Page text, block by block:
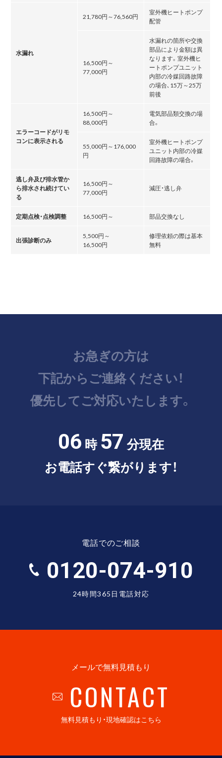
水漏れ
21,780円～76,560円
室外機ヒートポンプ
配管
16,500円～
77,000円
水漏れの箇所や交換
部品により金額は異
なります。室外機ヒ
ートポンプユニット
内部の冷媒回路故障
の場合､15万～25万
前後
エラーコードがリモ
コンに表示される
16,500円～
88,000円
電気部品類交換の場
合。
55,000円～176,000
円
室外機ヒートポンプ
ユニット内部の冷媒
回路故障の場合。
逃し弁及び排水管か
ら排水され続けてい
る
16,500円～
77,000円
減圧・逃し弁
定期点検・点検調整 16,500円～ 部品交換なし
出張診断のみ
5,500円～
16,500円
修理依頼の際は基本
無料
お急ぎの方は
下記からご連絡ください！
優先してご対応いたします。
06 時57 分現在
お電話すぐ繋がります！
電話でのご相談
0120-074-910
24時間365日電話対応
メールで無料見積もり
CONTACT
無料見積もり・現地確認はこちら